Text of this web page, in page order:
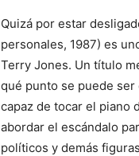
Quizá por estar
personales, 1987) es
Terry Jones. Un título
qué punto se puede
capaz de tocar el piano
abordar el escándalo
políticos y demás